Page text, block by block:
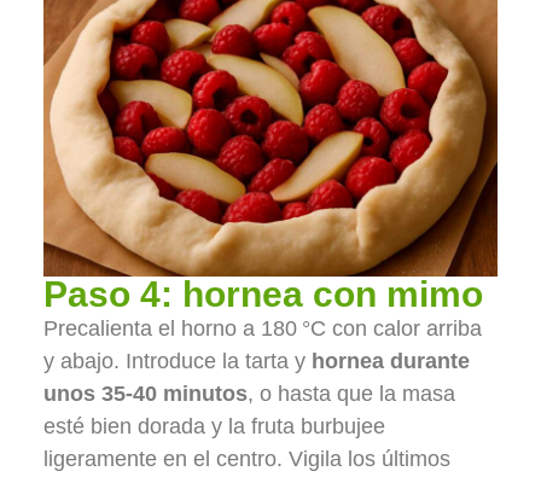
Paso 4: hornea con mimo
Precalienta el horno a 180 °C con calor arriba
y abajo. Introduce la tarta y hornea durante
unos 35-40 minutos, o hasta que la masa
esté bien dorada y la fruta burbujee
ligeramente en el centro. Vigila los últimos